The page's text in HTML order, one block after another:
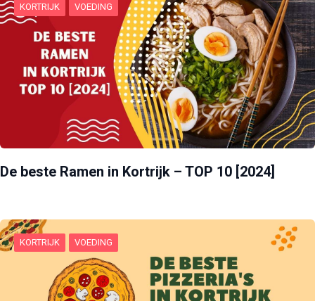
KORTRIJK VOEDING
De beste Ramen in Kortrijk – TOP 10 [2024]
KORTRIJK VOEDING